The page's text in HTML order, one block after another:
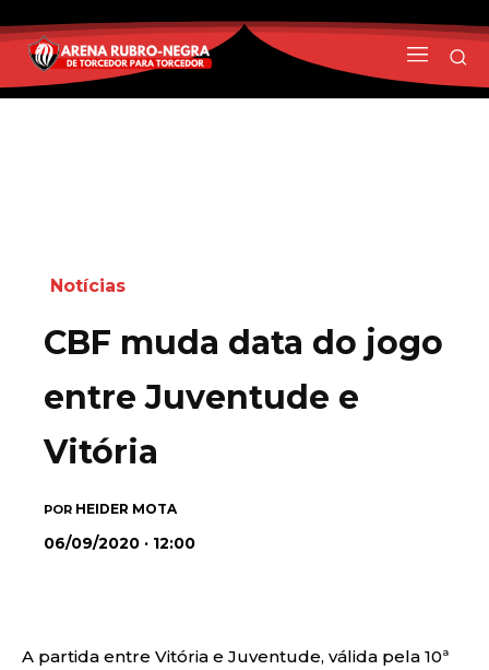
Notícias
CBF muda data do jogo
entre Juventude e
Vitória
POR HEIDER MOTA
06/09/2020 · 12:00
A partida entre Vitória e Juventude, válida pela 10ª